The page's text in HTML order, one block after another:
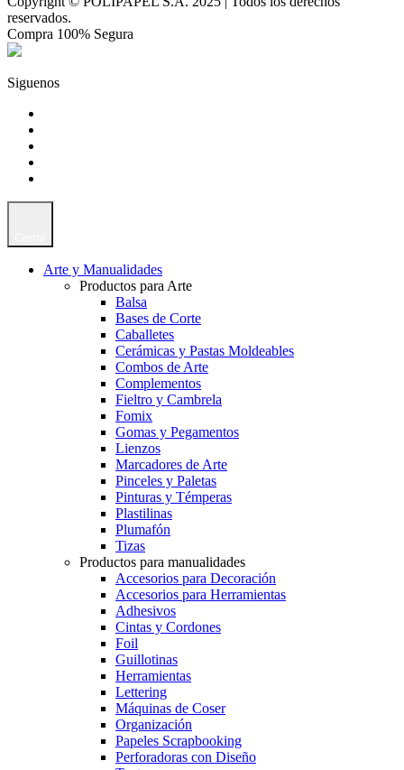
reservados.
Compra 100% Segura
Siguenos
Arte y Manualidades
Productos para Arte
Balsa
Bases de Corte
Caballetes
Cerámicas y Pastas Moldeables
Combos de Arte
Complementos
Fieltro y Cambrela
Fomix
Gomas y Pegamentos
Lienzos
Marcadores de Arte
Pinceles y Paletas
Pinturas y Témperas
Plastilinas
Plumafón
Tizas
Productos para manualidades
Accesorios para Decoración
Accesorios para Herramientas
Adhesivos
Cintas y Cordones
Foil
Guillotinas
Herramientas
Lettering
Máquinas de Coser
Organización
Papeles Scrapbooking
Perforadoras con Diseño